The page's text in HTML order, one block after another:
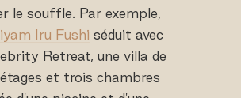
le souffle. Par exemple,
Iru Fushi séduit avec
Retreat, une villa de
et trois chambres